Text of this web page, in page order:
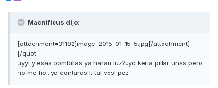
Macnificus dijo:
[attachment=31182]image_2015-01-15-5.jpg[/attachment]
[/quot
uyy! y esas bombillas ya haran luz?..yo keria pillar unas pero
no me fio...ya contaras k tal ves! paz_